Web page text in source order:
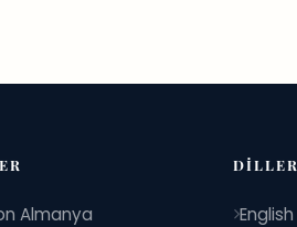
Almanya
DILLER
English